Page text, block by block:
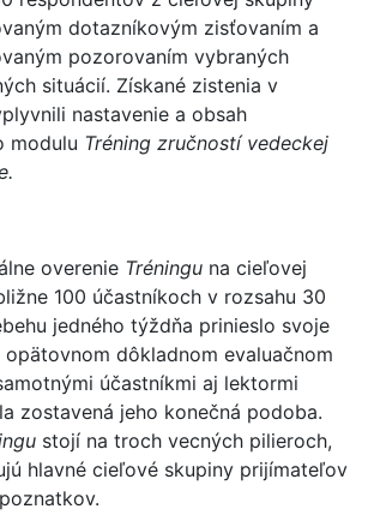
dotazníkovým zisťovaním a
pozorovaním vybraných
situácií. Získané zistenia v
nastavenie a obsah
modulu Tréning zručností vedeckej
overenie Tréningu na cieľovej
100 účastníkoch v rozsahu 30
jedného týždňa prinieslo svoje
dôkladnom evaluačnom
účastníkmi aj lektormi
zostavená jeho konečná podoba.
stojí na troch vecných pilieroch,
hlavné cieľové skupiny prijímateľov